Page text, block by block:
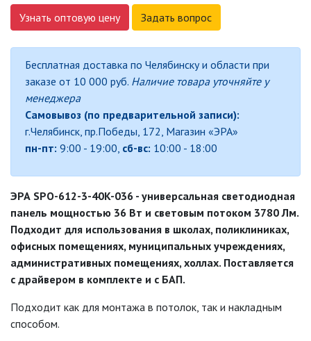
РАСТЕНИЙ (ФИТОСВЕТИЛЬНИКИ)
АКСЕССУАРЫ ДЛЯ
ЭЛЕКТРОМОНТАЖА
БАКТЕРИЦИДНЫЕ ЛАМПЫ
ДАТЧИКИ ДВИЖЕНИЯ И
ФОТОРЕЛЕ
ДЕКОРАТИВНЫЕ СВЕТИЛЬНИКИ
ИЗОЛЯЦИОННАЯ ЛЕНТА
ИНФРАКРАСНЫЕ ЛАМПЫ
Узнать оптовую цену Задать вопрос
Бесплатная доставка по Челябинску и области при
заказе от 10 000 руб. Наличие товара уточняйте у
менеджера
Самовывоз (по предварительной записи):
г.Челябинск, пр.Победы, 172, Магазин «ЭРА»
пн-пт: 9:00 - 19:00, сб-вс: 10:00 - 18:00
ЭРА SPO-612-3-40K-036 - универсальная светодиодная
панель мощностью 36 Вт и световым потоком 3780 Лм.
Подходит для использования в школах, поликлиниках,
офисных помещениях, муниципальных учреждениях,
административных помещениях, холлах. Поставляется
с драйвером в комплекте и с БАП.
Подходит как для монтажа в потолок, так и накладным
способом.